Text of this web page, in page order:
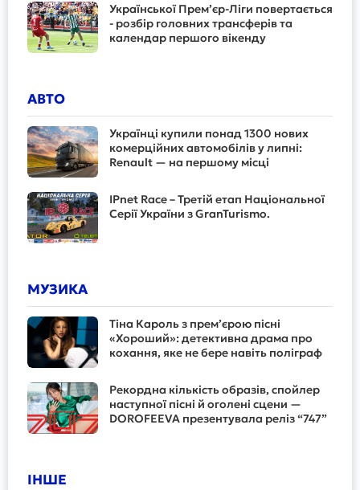
Української Прем’єр-Ліги повертається
- розбір головних трансферів та
календар першого вікенду
АВТО
Українці купили понад 1300 нових
комерційних автомобілів у липні:
Renault — на першому місці
IPnet Race – Третій етап Національної
Серії України з GranTurismo.
МУЗИКА
Тіна Кароль з прем’єрою пісні
«Хороший»: детективна драма про
кохання, яке не бере навіть поліграф
Рекордна кількість образів, спойлер
наступної пісні й оголені сцени —
DOROFEEVA презентувала реліз “747”
ІНШЕ